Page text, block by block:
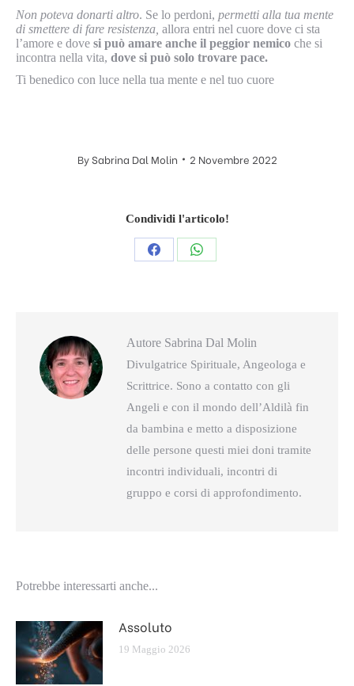
Non poteva donarti altro. Se lo perdoni, permetti alla tua mente
di smettere di fare resistenza, allora entri nel cuore dove ci sta
l’amore e dove si può amare anche il peggior nemico che si
incontra nella vita, dove si può solo trovare pace.
Ti benedico con luce nella tua mente e nel tuo cuore
BySabrina Dal Molin 2 Novembre 2022
Condividi l'articolo!
CondividiCondividi
Autore Sabrina Dal Molin
Divulgatrice Spirituale, Angeologa e
Scrittrice. Sono a contatto con gli
Angeli e con il mondo dell’Aldilà fin
da bambina e metto a disposizione
delle persone questi miei doni tramite
incontri individuali, incontri di
gruppo e corsi di approfondimento.
Potrebbe interessarti anche...
Assoluto
19 Maggio 2026